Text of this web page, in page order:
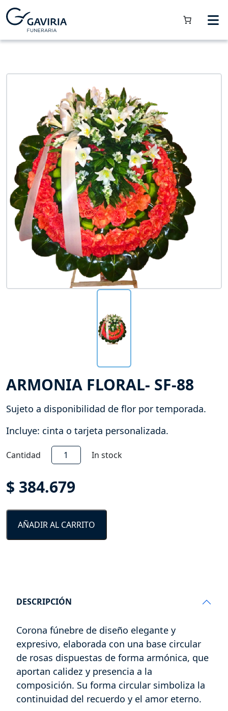
ARMONIA FLORAL- SF-88
Sujeto a disponibilidad de flor por temporada.
Incluye: cinta o tarjeta personalizada.
Cantidad
Armonia
Floral-
88
In stock
$ 384.679
AÑADIR AL CARRITO
DESCRIPCIÓN
Corona fúnebre de diseño elegante y
expresivo, elaborada con una base circular
de rosas dispuestas de forma armónica, que
aportan calidez y presencia a la
composición. Su forma circular simboliza la
continuidad del recuerdo y el amor eterno.